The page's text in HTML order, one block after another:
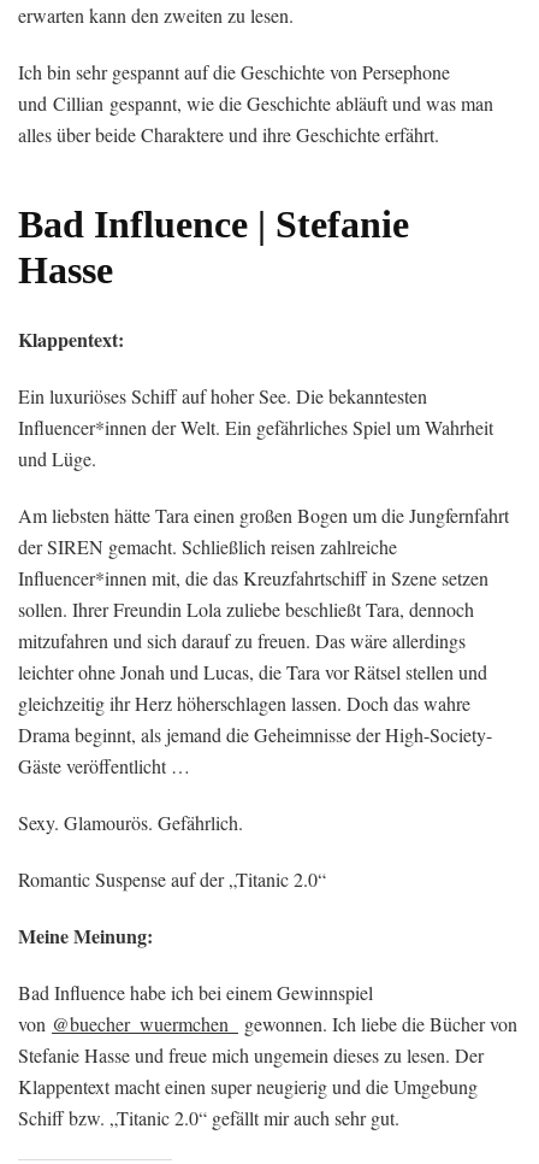
erwarten kann den zweiten zu lesen.
Ich bin sehr gespannt auf die Geschichte von Persephone
und Cillian gespannt, wie die Geschichte abläuft und was man
alles über beide Charaktere und ihre Geschichte erfährt.
Bad Influence | Stefanie
Hasse
Klappentext:
Ein luxuriöses Schiff auf hoher See. Die bekanntesten
Influencer*innen der Welt. Ein gefährliches Spiel um Wahrheit
und Lüge.
Am liebsten hätte Tara einen großen Bogen um die Jungfernfahrt
der SIREN gemacht. Schließlich reisen zahlreiche
Influencer*innen mit, die das Kreuzfahrtschiff in Szene setzen
sollen. Ihrer Freundin Lola zuliebe beschließt Tara, dennoch
mitzufahren und sich darauf zu freuen. Das wäre allerdings
leichter ohne Jonah und Lucas, die Tara vor Rätsel stellen und
gleichzeitig ihr Herz höherschlagen lassen. Doch das wahre
Drama beginnt, als jemand die Geheimnisse der High-Society-
Gäste veröffentlicht …
Sexy. Glamourös. Gefährlich.
Romantic Suspense auf der „Titanic 2.0“
Meine Meinung:
Bad Influence habe ich bei einem Gewinnspiel
von @buecher_wuermchen_
gewonnen. Ich liebe die Bücher von
Stefanie Hasse und freue mich ungemein dieses zu lesen. Der
Klappentext macht einen super neugierig und die Umgebung
Schiff bzw. „Titanic 2.0“ gefällt mir auch sehr gut.